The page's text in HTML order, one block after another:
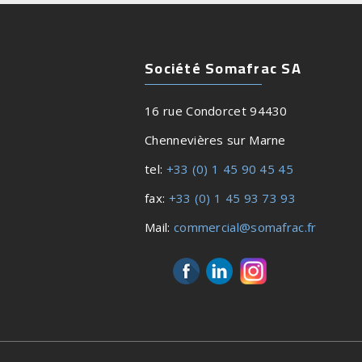
Société Somafrac SA
16 rue Condorcet 94430
Chennevières sur Marne
tel: +33 (0) 1 45 90 45 45
fax: +33 (0) 1 45 93 73 93
Mail: commercial@somafrac.fr